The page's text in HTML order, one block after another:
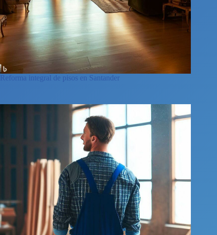
Reforma integral de pisos en Santander